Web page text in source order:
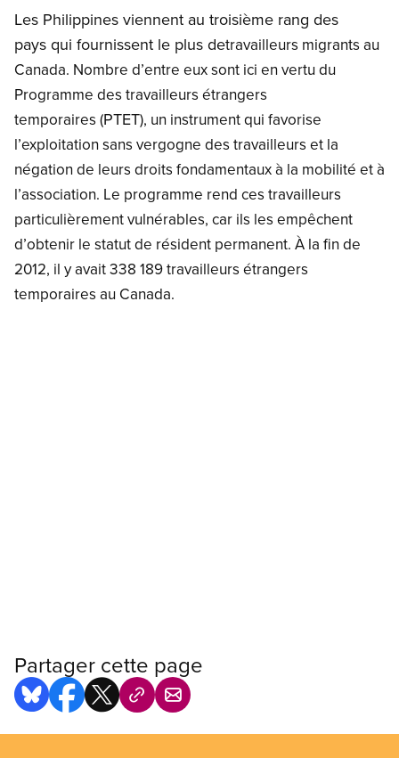
Les Philippines viennent au troisième rang des
pays qui fournissent le plus detravailleurs migrants au
Canada. Nombre d’entre eux sont ici en vertu du
Programme des travailleurs étrangers
temporaires (PTET), un instrumentqui favorise
l’exploitation sans vergogne des travailleurs et la
négation de leurs droits fondamentaux à la mobilité età
l’association. Le programme rend ces travailleurs
particulièrement vulnérables, car ils les empêchent
d’obtenir le statutde résident permanent. À la finde
2012, il y avait 338 189 travailleurs étrangers
temporaires au Canada.
Partager cette page